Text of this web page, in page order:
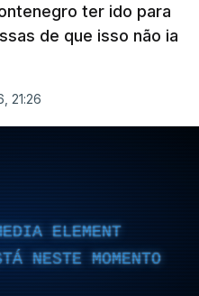
ter ido para
de que isso não ia
21:26
ELEMENT
NESTE MOMENTO